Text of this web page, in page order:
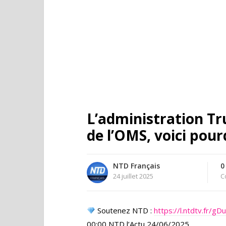
L’administration
de l’OMS, voici
NTD Français
24 juillet 2025
0
Soutenez NTD :https://l.ntdtv.fr/
00:00 NTD l’Actu 24/06/2025